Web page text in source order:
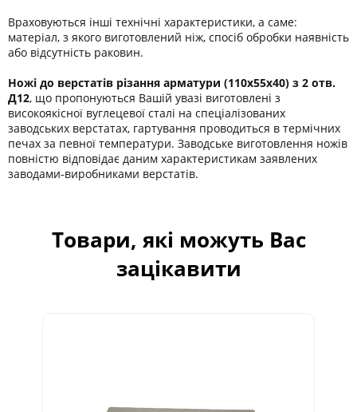
Враховуються інші технічні характеристики, а саме:
матеріал, з якого виготовлений ніж, спосіб обробки наявність
або відсутність раковин.
Ножі до верстатів різання арматури (110х55х40) з 2 отв.
Д12, що пропонуються Вашій увазі виготовлені з
високоякісної вуглецевої сталі на спеціалізованих
заводських верстатах, гартування проводиться в термічних
печах за певної температури. Заводське виготовлення ножів
повністю відповідає даним характеристикам заявлених
заводами-виробниками верстатів.
Товари, які можуть Вас
зацікавити